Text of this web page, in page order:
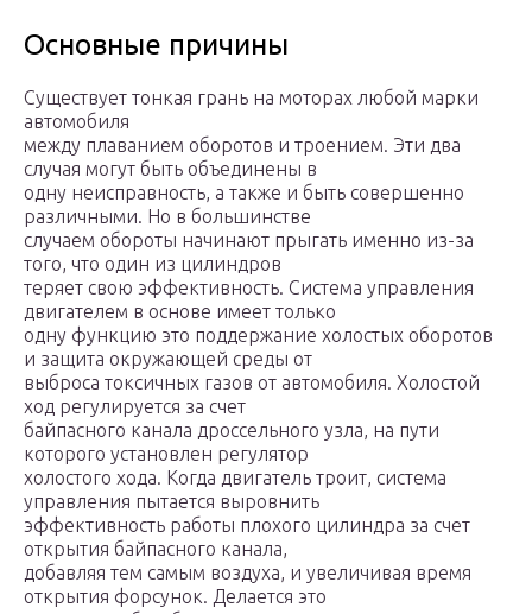
Основные причины
Существует тонкая грань на моторах любой марки
автомобиля
между плаванием оборотов и троением. Эти два
случая могут быть объединены в
одну неисправность, а также и быть совершенно
различными. Но в большинстве
случаем обороты начинают прыгать именно из-за
того, что один из цилиндров
теряет свою эффективность. Система управления
двигателем в основе имеет только
одну функцию это поддержание холостых оборотов
и защита окружающей среды от
выброса токсичных газов от автомобиля. Холостой
ход регулируется за счет
байпасного канала дроссельного узла, на пути
которого установлен регулятор
холостого хода. Когда двигатель троит, система
управления пытается выровнить
эффективность работы плохого цилиндра за счет
открытия байпасного канала,
добавляя тем самым воздуха, и увеличивая время
открытия форсунок. Делается это